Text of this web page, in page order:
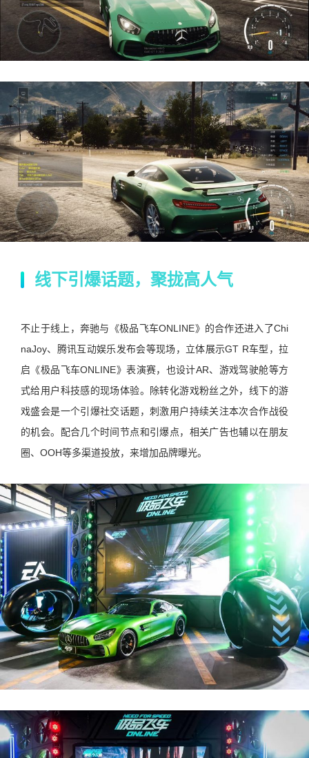
线下引爆话题，聚拢高人气
不止于线上，奔驰与《极品飞车ONLINE》的合作还进入了Chi
naJoy、腾讯互动娱乐发布会等现场，立体展示GT R车型，拉
启《极品飞车ONLINE》表演赛，也设计AR、游戏驾驶舱等方
式给用户科技感的现场体验。除转化游戏粉丝之外，线下的游
戏盛会是一个引爆社交话题，刺激用户持续关注本次合作战役
的机会。配合几个时间节点和引爆点，相关广告也辅以在朋友
圈、OOH等多渠道投放，来增加品牌曝光。